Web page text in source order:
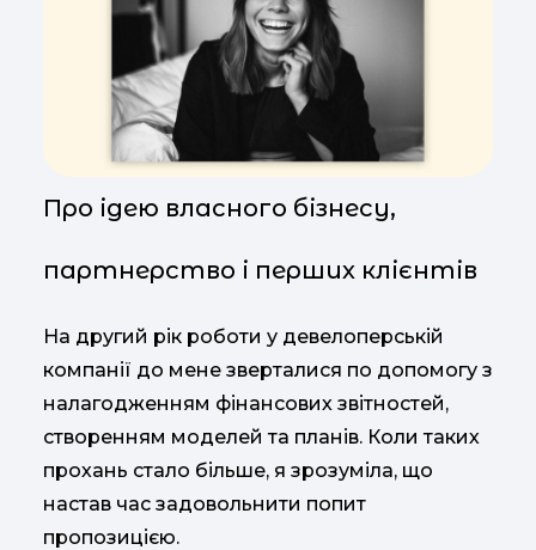
Про ідею власного бізнесу,
партнерство і перших клієнтів
На другий рік роботи у девелоперській
компанії до мене зверталися по допомогу з
налагодженням фінансових звітностей,
створенням моделей та планів. Коли таких
прохань стало більше, я зрозуміла, що
настав час задовольнити попит
пропозицією.